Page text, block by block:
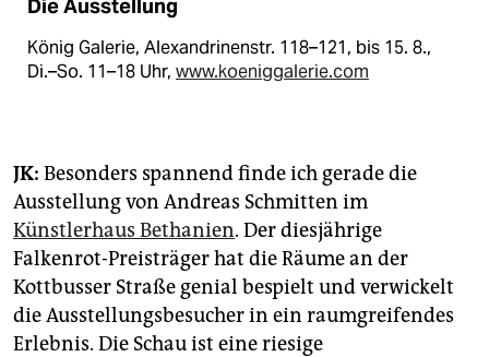
Die Ausstellung
König Galerie, Alexandrinenstr. 118–121, bis 15. 8.,
Di.–So. 11–18 Uhr, www.koeniggalerie.com
JK: Besonders spannend finde ich gerade die
Ausstellung von Andreas Schmitten im
Künstlerhaus Bethanien. Der diesjährige
Falkenrot-Preisträger hat die Räume an der
Kottbusser Straße genial bespielt und verwickelt
die Ausstellungsbesucher in ein raumgreifendes
Erlebnis. Die Schau ist eine riesige